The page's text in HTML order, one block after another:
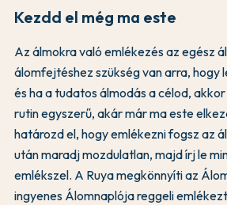
Kezdd el még ma este
Az álmokra való emlékezés az egész
álomfejtéshez szükség van arra, hogy
és ha a tudatos álmodás a célod,
rutin egyszerű, akár már ma este
határozd el, hogy emlékezni fogsz az
után maradj mozdulatlan, majd írj le
emlékszel. A Ruya megkönnyíti az
ingyenes Álomnaplója reggeli